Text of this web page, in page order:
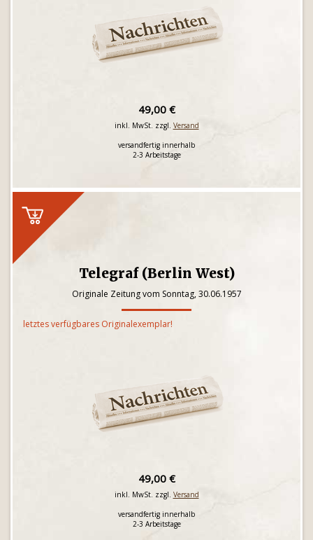
49,00 €
inkl. MwSt. zzgl. Versand
versandfertig innerhalb
2-3 Arbeitstage
Telegraf (Berlin West)
Originale Zeitung vom Sonntag, 30.06.1957
letztes verfügbares Originalexemplar!
49,00 €
inkl. MwSt. zzgl. Versand
versandfertig innerhalb
2-3 Arbeitstage